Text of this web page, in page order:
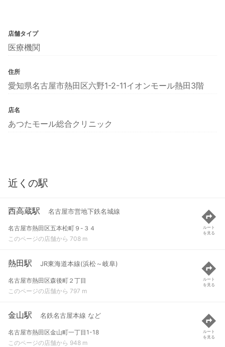
店舗タイプ
医療機関
住所
愛知県名古屋市熱田区六野1-2-11イオンモール熱田3階
店名
あつたモール総合クリニック
近くの駅
西高蔵駅 名古屋市営地下鉄名城線
名古屋市熱田区五本松町９-３４
このページの店舗から 708 m
ルート
を見る
熱田駅 JR東海道本線(浜松～岐阜)
名古屋市熱田区森後町２丁目
このページの店舗から 797 m
ルート
を見る
金山駅 名鉄名古屋本線 など
名古屋市熱田区金山町一丁目1-18
このページの店舗から 948 m
ルート
を見る